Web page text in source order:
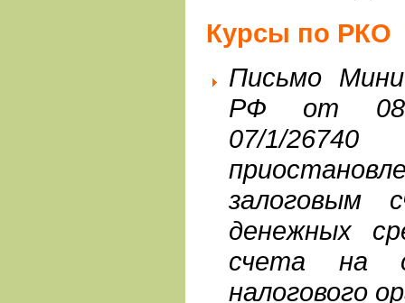
Курсы по РКО
Письмо
РФ от
07/1/26740
залоговым
денежных
счета на
налогового